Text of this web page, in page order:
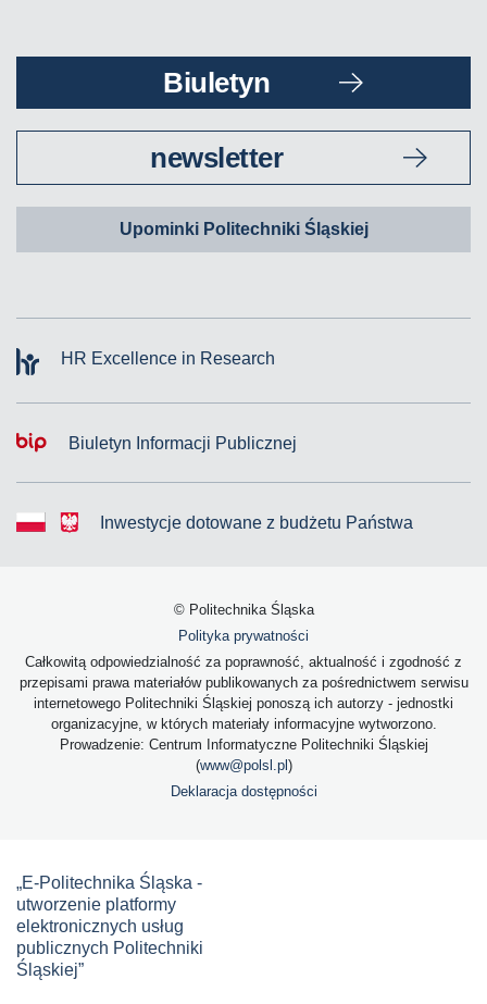
Biuletyn
newsletter
Upominki Politechniki Śląskiej
HR Excellence in Research
Biuletyn Informacji Publicznej
Inwestycje dotowane z budżetu Państwa
© Politechnika Śląska
Polityka prywatności
Całkowitą odpowiedzialność za poprawność, aktualność i zgodność z
przepisami prawa materiałów publikowanych za pośrednictwem serwisu
internetowego Politechniki Śląskiej ponoszą ich autorzy - jednostki
organizacyjne, w których materiały informacyjne wytworzono.
Prowadzenie: Centrum Informatyczne Politechniki Śląskiej
(www@polsl.pl )
Deklaracja dostępności
„E-Politechnika Śląska -
utworzenie platformy
elektronicznych usług
publicznych Politechniki
Śląskiej”